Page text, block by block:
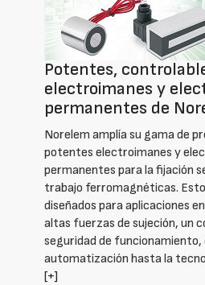
Potentes,
electroimanes y
permanentes de
Norelem amplía su gama de
potentes electroimanes y
permanentes para la fijación
trabajo ferromagnéticas.
diseñados para aplicaciones
altas fuerzas de sujeción, un
seguridad de funcionamiento,
automatización hasta la
[+]